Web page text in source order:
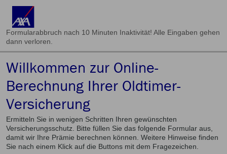
Cookie Einstellungen
Die eingesetzten Cookies auf unserer Website
werden beispielsweise verwendet für die
ordnungsgemäße Funktion der Website, zur
Verbesserung der Nutzererfahrung, Analysen des
Nutzungsverhaltens, Social Media-Interaktionen, für
Formularabbruch nach 10 Minuten Inaktivität! Alle Eingaben gehen
dann verloren.
Willkommen zur Online-
Berechnung Ihrer Oldtimer-
Versicherung
Ermitteln Sie in wenigen Schritten Ihren gewünschten
Versicherungsschutz. Bitte füllen Sie das folgende Formular aus,
damit wir Ihre Prämie berechnen können. Weitere Hinweise finden
Sie nach einem Klick auf die Buttons mit dem Fragezeichen.